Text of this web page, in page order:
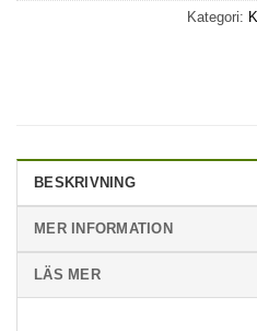
Kategori:
BESKRIVNING
MER INFORMATION
LÄS MER